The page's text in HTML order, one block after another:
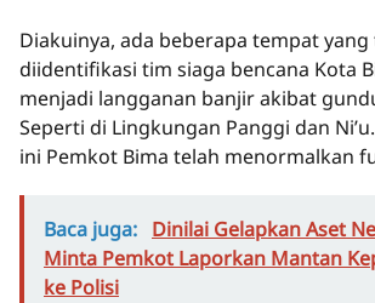
Diakuinya, ada beberapa tempat yang
diidentifikasi tim siaga bencana Kota
menjadi langganan banjir akibat
Seperti di Lingkungan Panggi dan
ini Pemkot Bima telah menormalkan
Baca juga: Dinilai Gelapkan Aset
Minta Pemkot Laporkan Mantan
ke Polisi